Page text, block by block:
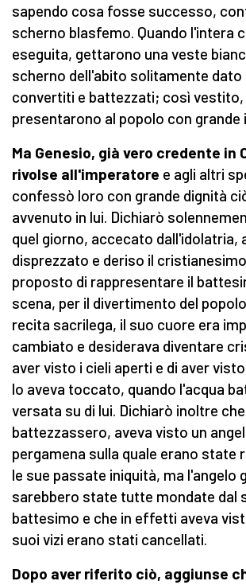
sapendo cosa fosse successo,
scherno blasfemo. Quando l'intera
eseguita, gettarono una veste
scherno dell'abito solitamente dato
convertiti e battezzati; così vestito,
presentarono al popolo con grande
Ma Genesio, già vero credente in
rivolse all'imperatore e agli altri
confessò loro con grande dignità
avvenuto in lui. Dichiarò
quel giorno, accecato dall'idolatria,
disprezzato e deriso il
proposto di rappresentare il
scena, per il divertimento del
recita sacrilega, il suo cuore era
cambiato e desiderava diventare
aver visto i cieli aperti e di aver
lo aveva toccato, quando l'acqua
versata su di lui. Dichiarò inoltre
battezzassero, aveva visto un
pergamena sulla quale erano
le sue passate iniquità, ma l'angelo
sarebbero state tutte mondate dal
battesimo e che in effetti aveva
suoi vizi erano stati cancellati.
Dopo aver riferito ciò, aggiunse